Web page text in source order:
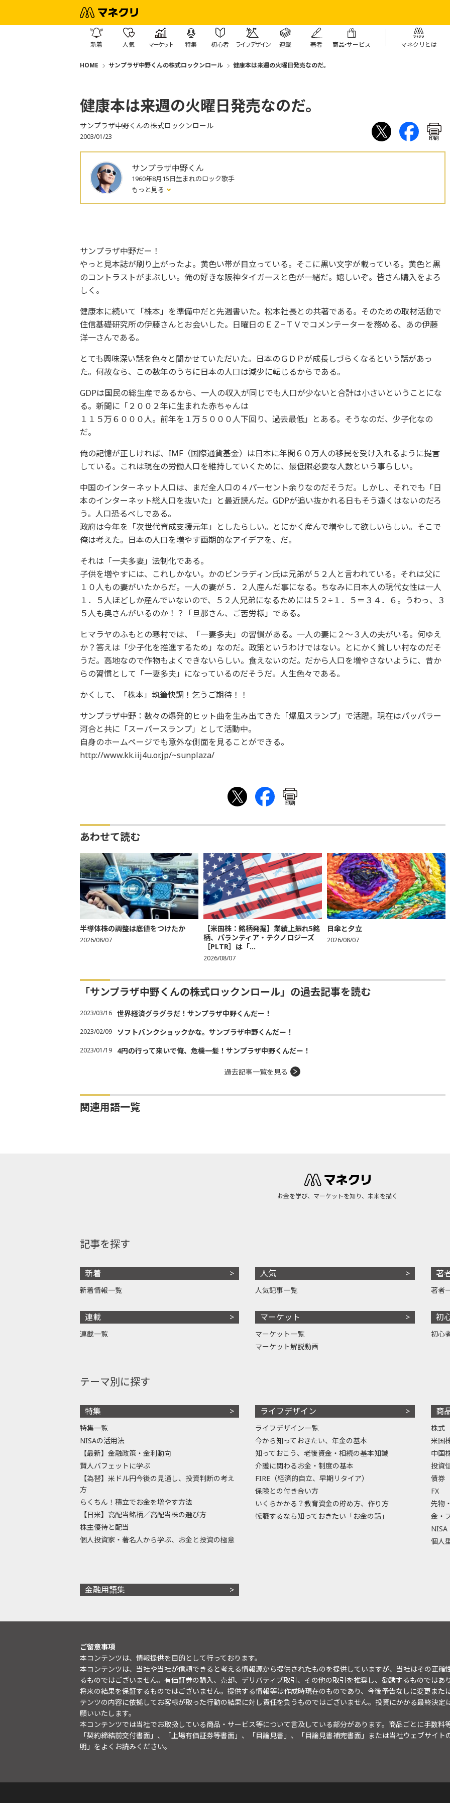
新着 人気 マーケット 特集 初心者 ライフデザイン 連載 著者 商品・サービス マネクリとは
HOME サンプラザ中野くんの株式ロックンロール 健康本は来週の火曜日発売なのだ。
健康本は来週の火曜日発売なのだ。
サンプラザ中野くんの株式ロックンロール
2003/01/23 印刷
サンプラザ中野くん
1960年8月15日生まれのロック歌手
もっと見る
サンプラザ中野だー！
やっと見本誌が刷り上がったよ。黄色い帯が目立っている。そこに黒い文字が載っている。黄色と黒
のコントラストがまぶしい。俺の好きな阪神タイガースと色が一緒だ。嬉しいぞ。皆さん購入をよろ
しく。
健康本に続いて「株本」を準備中だと先週書いた。松本社長との共著である。そのための取材活動で
住信基礎研究所の伊藤さんとお会いした。日曜日のＥＺ−ＴＶでコメンテーターを務める、あの伊藤
洋一さんである。
とても興味深い話を色々と聞かせていただいた。日本のＧＤＰが成長しづらくなるという話があっ
た。何故なら、この数年のうちに日本の人口は減少に転じるからである。
GDPは国民の総生産であるから、一人の収入が同じでも人口が少ないと合計は小さいということにな
る。新聞に「２００２年に生まれた赤ちゃんは
１１５万６０００人。前年を１万５０００人下回り、過去最低」とある。そうなのだ、少子化なの
だ。
俺の記憶が正しければ、IMF（国際通貨基金）は日本に年間６０万人の移民を受け入れるように提言
している。これは現在の労働人口を維持していくために、最低限必要な人数という事らしい。
中国のインターネット人口は、まだ全人口の４パーセント余りなのだそうだ。しかし、それでも「日
本のインターネット総人口を抜いた」と最近読んだ。GDPが追い抜かれる日もそう遠くはないのだろ
う。人口恐るべしである。
政府は今年を「次世代育成支援元年」としたらしい。とにかく産んで増やして欲しいらしい。そこで
俺は考えた。日本の人口を増やす画期的なアイデアを、だ。
それは「一夫多妻」法制化である。
子供を増やすには、これしかない。かのビンラディン氏は兄弟が５２人と言われている。それは父に
１０人もの妻がいたからだ。一人の妻が５．２人産んだ事になる。ちなみに日本人の現代女性は一人
１．５人ほどしか産んでいないので、５２人兄弟になるためには５２÷１．５＝３４．６。うわっ、３
５人も奥さんがいるのか！？「旦那さん、ご苦労様」である。
ヒマラヤのふもとの寒村では、「一妻多夫」の習慣がある。一人の妻に２〜３人の夫がいる。何ゆえ
か？答えは「少子化を推進するため」なのだ。政策というわけではない。とにかく貧しい村なのだそ
うだ。高地なので作物もよくできないらしい。食えないのだ。だから人口を増やさないように、昔か
らの習慣として「一妻多夫」になっているのだそうだ。人生色々である。
かくして、「株本」執筆快調！乞うご期待！！
サンプラザ中野：数々の爆発的ヒット曲を生み出てきた「爆風スランプ」で活躍。現在はパッパラー
河合と共に「スーパースランプ」として活動中。
自身のホームページでも意外な側面を見ることができる。
http://www.kk.iij4u.or.jp/~sunplaza/
印刷
あわせて読む
半導体株の調整は底値をつけたか
2026/08/07
【米国株：銘柄発掘】業績上振れ5銘
柄、パランティア・テクノロジーズ
［PLTR］は「...
2026/08/07
日傘と夕立
2026/08/07
「サンプラザ中野くんの株式ロックンロール」の過去記事を読む
2023/03/16 世界経済グラグラだ！サンプラザ中野くんだー！
2023/02/09 ソフトバンクショックかな。サンプラザ中野くんだー！
2023/01/19 4円の行って来いで俺、危機一髪！サンプラザ中野くんだー！
過去記事一覧を見る
関連用語一覧
お金を学び、マーケットを知り、未来を描く
記事を探す
新着
新着情報一覧
連載
連載一覧
人気
人気記事一覧
マーケット
マーケット一覧
マーケット解説動画
著
著者
初
初心
テーマ別に探す
特集
特集一覧
NISAの活用法
【最新】金融政策・金利動向
賢人バフェットに学ぶ
【為替】米ドル円今後の見通し、投資判断の考え
方
らくちん！積立でお金を増やす方法
【日米】高配当銘柄／高配当株の選び方
株主優待と配当
個人投資家・著名人から学ぶ、お金と投資の極意
ライフデザイン
ライフデザイン一覧
今から知っておきたい、年金の基本
知っておこう、老後資金・相続の基本知識
介護に関わるお金・制度の基本
FIRE（経済的自立、早期リタイア）
保険との付き合い方
いくらかかる？教育資金の貯め方、作り方
転職するなら知っておきたい「お金の話」
商
株式
米国
中国
投資
債券
FX
先物
金・
NISA
個人
金融用語集
ご留意事項
本コンテンツは、情報提供を目的として行っております。
本コンテンツは、当社や当社が信頼できると考える情報源から提供されたものを提供していますが、当社はその正
るものではございません。有価証券の購入、売却、デリバティブ取引、その他の取引を推奨し、勧誘するものではあ
将来の結果を保証するものではございません。提供する情報等は作成時現在のものであり、今後予告なしに変更また
テンツの内容に依拠してお客様が取った行動の結果に対し責任を負うものではございません。投資にかかる最終決
願いいたします。
本コンテンツでは当社でお取扱している商品・サービス等について言及している部分があります。商品ごとに手数料
「契約締結前交付書面」、「上場有価証券等書面」、「目論見書」、「目論見書補完書面」または当社ウェブサイト
明 」をよくお読みください。